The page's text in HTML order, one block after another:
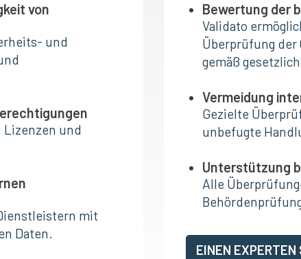
von
und
und
mit
Daten.
Bewertung der
Validato
Überprüfung
gemäß
Vermeidung
Gezielte
unbefugte
Unterstützung
Alle
EINEN EXPERTEN